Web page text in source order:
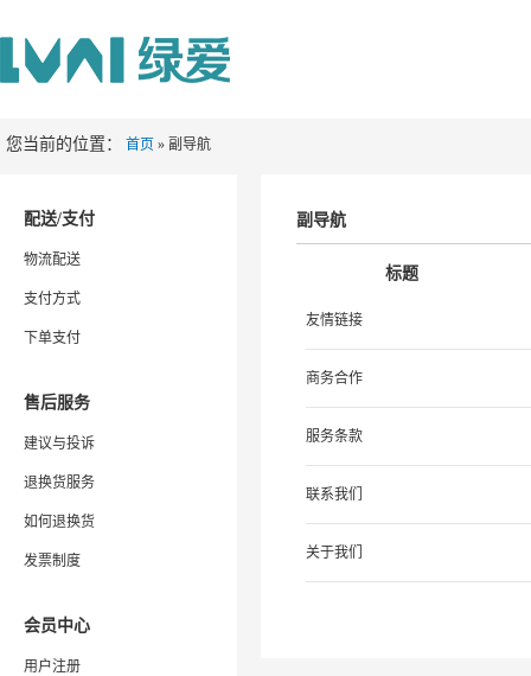
您当前的位置： 首页 » 副导航
配送/支付
物流配送
支付方式
下单支付
售后服务
建议与投诉
退换货服务
如何退换货
发票制度
会员中心
用户注册
副导航
标题
友情链接
商务合作
服务条款
联系我们
关于我们